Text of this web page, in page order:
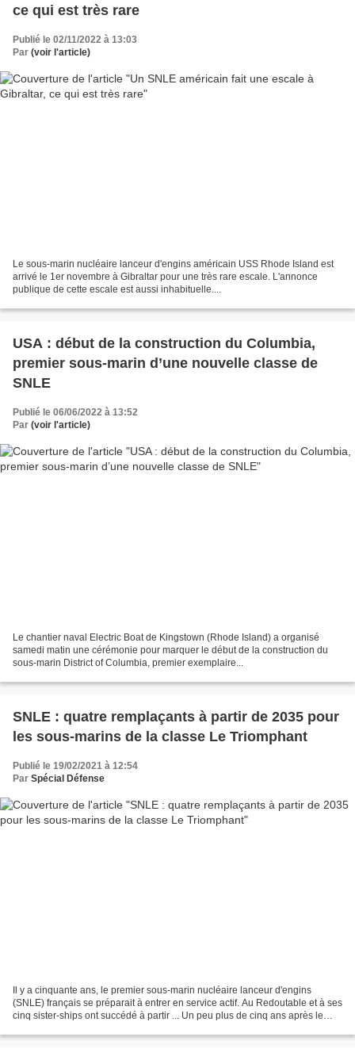
ce qui est très rare
Publié le 02/11/2022 à 13:03
Par (voir l'article)
Le sous-marin nucléaire lanceur d'engins américain USS Rhode Island est
arrivé le 1er novembre à Gibraltar pour une très rare escale. L'annonce
publique de cette escale est aussi inhabituelle....
USA : début de la construction du Columbia,
premier sous-marin d’une nouvelle classe de
SNLE
Publié le 06/06/2022 à 13:52
Par (voir l'article)
Le chantier naval Electric Boat de Kingstown (Rhode Island) a organisé
samedi matin une cérémonie pour marquer le début de la construction du
sous-marin District of Columbia, premier exemplaire...
SNLE : quatre remplaçants à partir de 2035 pour
les sous-marins de la classe Le Triomphant
Publié le 19/02/2021 à 12:54
Par Spécial Défense
Il y a cinquante ans, le premier sous-marin nucléaire lanceur d'engins
(SNLE) français se préparait à entrer en service actif. Au Redoutable et à ses
cinq sister-ships ont succédé à partir ... Un peu plus de cinq ans après le